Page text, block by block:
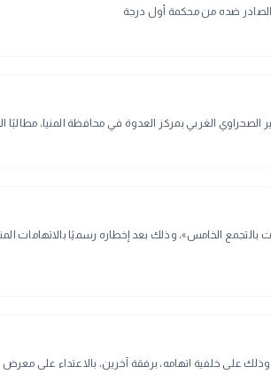
ضده من محكمة أول درجة
على خلفية اتهامه، برفقة آخرين، بالاعتداء على